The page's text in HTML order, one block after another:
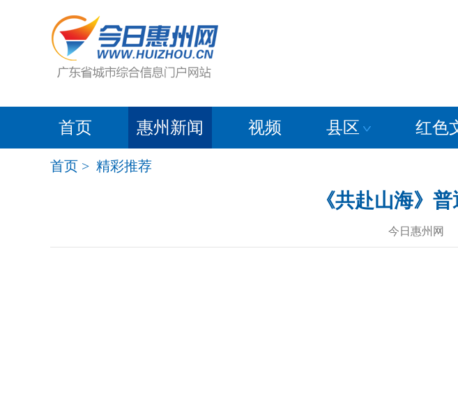
首页 惠州新闻 视频 县区 红色
首页 > 精彩推荐
《共赴山海》
今日惠州网